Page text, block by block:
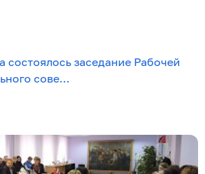
состоялось заседание Рабочей
сове...